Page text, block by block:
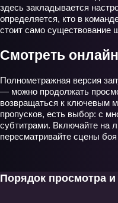
здесь закладывается
определяется, кто в
стоит само существование
Смотреть онлайн
Полнометражная версия
— можно продолжать
возвращаться к ключевым
пропусков, есть выбор: с
субтитрами. Включайте на
пересматривайте сцены
Порядок просмотра и